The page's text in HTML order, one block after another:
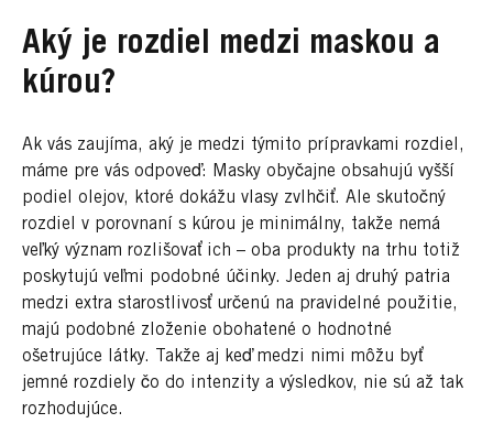
Aký je rozdiel medzi maskou a
kúrou?
Ak vás zaujíma, aký je medzi týmito prípravkami rozdiel,
máme pre vás odpoveď: Masky obyčajne obsahujú vyšší
podiel olejov, ktoré dokážu vlasy zvlhčiť. Ale skutočný
rozdiel v porovnaní s kúrou je minimálny, takže nemá
veľký význam rozlišovať ich – oba produkty na trhu totiž
poskytujú veľmi podobné účinky. Jeden aj druhý patria
medzi extra starostlivosť určenú na pravidelné použitie,
majú podobné zloženie obohatené o hodnotné
ošetrujúce látky. Takže aj keď medzi nimi môžu byť
jemné rozdiely čo do intenzity a výsledkov, nie sú až tak
rozhodujúce.